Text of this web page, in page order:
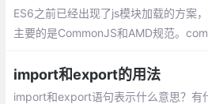
ES6之前已经出现了js模块加载的方案
主要的是CommonJS和AMD规范。
dejs。AMD规范应用于浏览器，如
s，为异步加载。
import和export的用法
import和export语句表示什么意思？有